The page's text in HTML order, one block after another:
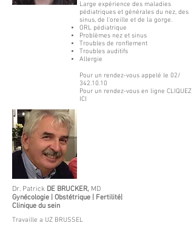
Large expérience des maladies
pédiatriques et générales du nez, des
sinus, de l'oreille et de la gorge.
ORL pédiatrique
Problèmes nez et sinus
Troubles de ronflement
Troubles auditifs
Allergie
Pour un rendez-vous appelé le 02/
342.10.10
Pour un rendez-vous en ligne CLIQUEZ
ICI
Dr. Patrick DE BRUCKER, MD
Gynécologie | Obstétrique | Fertilité|
Clinique du sein
Travaille a UZ BRUSSEL